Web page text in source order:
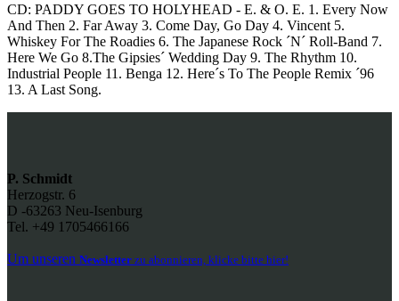
CD: PADDY GOES TO HOLYHEAD - E. & O. E. 1. Every Now
And Then 2. Far Away 3. Come Day, Go Day 4. Vincent 5.
Whiskey For The Roadies 6. The Japanese Rock ´N´ Roll-Band 7.
Here We Go 8.The Gipsies´ Wedding Day 9. The Rhythm 10.
Industrial People 11. Benga 12. Here´s To The People Remix ´96
13. A Last Song.
P. Schmidt
Herzogstr. 6
D -63263 Neu-Isenburg
Tel. +49 1705466166
Um unseren Newsletter zu abonnieren, klicke bitte hier!